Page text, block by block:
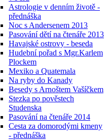
Astrologie v denním životě -
přednáška
Noc s Andersenem 2013
Pasování dětí na čtenáře 2013
Havajské ostrovy - beseda
Hudební pořad s Mgr.Karlem
Plockem
Mexiko a Quatemala
Na ryby do Kanady
Besedy s Arnoštem Vašíčkem
Stezka po pověstech
Studenska
Pasování na čtenáře 2014
Cesta za domorodými kmeny
- přednáška